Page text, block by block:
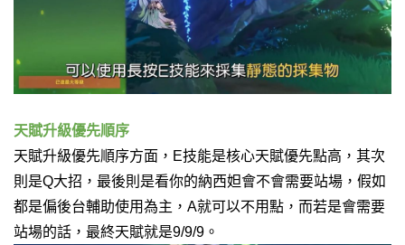
天賦升級優先順序
天賦升級優先順序方面，E技能是核心天賦優先點高，其次
則是Q大招，最後則是看你的納西妲會不會需要站場，假如
都是偏後台輔助使用為主，A就可以不用點，而若是會需要
站場的話，最終天賦就是9/9/9。